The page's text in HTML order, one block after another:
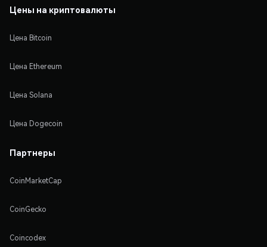
Цены на криптовалюты
Цена Bitcoin
Цена Ethereum
Цена Solana
Цена Dogecoin
Партнеры
CoinMarketCap
CoinGecko
Coincodex